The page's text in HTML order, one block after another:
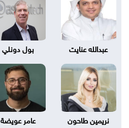
عبدالله عنايت بول دونلي
نريمين طاحون عامر عويضة